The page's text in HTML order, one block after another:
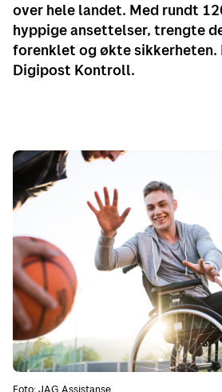
over hele landet. Med rundt
hyppige ansettelser, trengte
forenklet og økte sikkerheten.
Digipost Kontroll.
Foto: JAG Assistanse